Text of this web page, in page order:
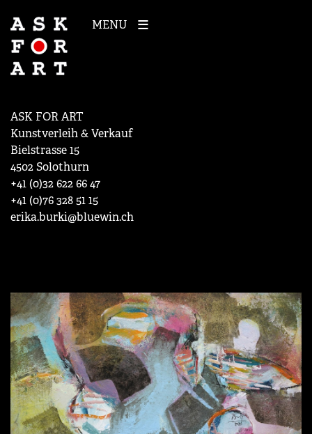
MENU
ASK FOR ART
Kunstverleih & Verkauf
Bielstrasse 15
4502 Solothurn
+41 (0)32 622 66 47
+41 (0)76 328 51 15
erika.burki@bluewin.ch